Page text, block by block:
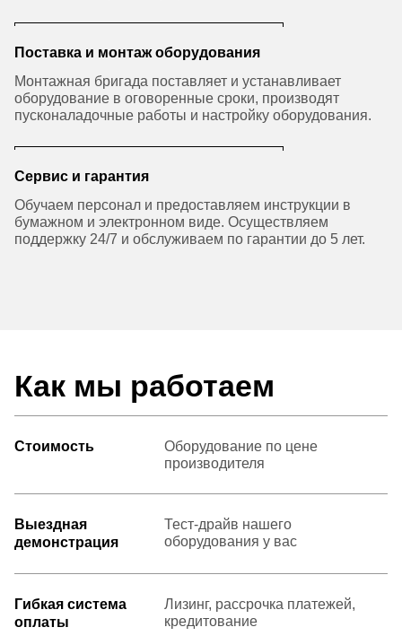
Поставка и монтаж оборудования
Монтажная бригада поставляет и устанавливает
оборудование в оговоренные сроки, производят
пусконаладочные работы и настройку оборудования.
Сервис и гарантия
Обучаем персонал и предоставляем инструкции в
бумажном и электронном виде. Осуществляем
поддержку 24/7 и обслуживаем по гарантии до 5 лет.
Как мы работаем
Стоимость
Оборудование по цене
производителя
Выездная
демонстрация
Тест-драйв нашего
оборудования у вас
Гибкая система
оплаты
Лизинг, рассрочка платежей,
кредитование